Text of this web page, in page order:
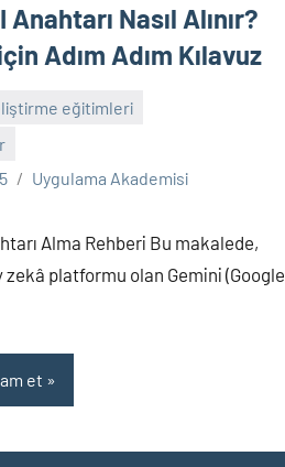
Nasıl Alınır?
Adım Adım Kılavuz
eğitimleri
Uygulama Akademisi
Alma Rehberi Bu makalede,
zekâ platformu olan Gemini (Google
et